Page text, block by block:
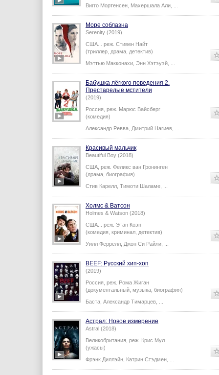
Вигго Мортенсен Махершала Али
Море соблазна
Serenity (2019)
США... реж. Стивен Найт
(триллер, драма, детектив)
Мэттью Макконахи Энн Хэтэуэй
Бабушка лёгкого поведения 2.
Престарелые мстители
(2019)
Россия, реж. Марюс Вайсберг
(комедия)
Александр Ревва Дмитрий Нагиев
Красивый мальчик
Beautiful Boy (2018)
США, реж. Феликс ван Гронинген
(драма, биография)
Стив Карелл Тимоти Шаламе
Холмс & Ватсон
Holmes & Watson (2018)
США... реж. Этан Коэн
(комедия, криминал, детектив)
Уилл Феррелл Джон Си Райли
BEEF: Русский хип-хоп
(2019)
Россия, реж. Рома Жиган
(документальный, музыка, биография)
Баста Александр Тимарцев
Астрал: Новое измерение
Astral (2018)
Великобритания, реж. Крис Мул
(ужасы)
Фрэнк Диллэйн Катрин Стэдмен